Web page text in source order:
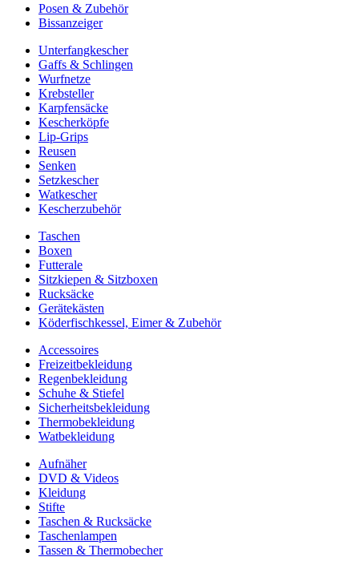
Posen & Zubehör
Bissanzeiger
Unterfangkescher
Gaffs & Schlingen
Wurfnetze
Krebsteller
Karpfensäcke
Kescherköpfe
Lip-Grips
Reusen
Senken
Setzkescher
Watkescher
Kescherzubehör
Taschen
Boxen
Futterale
Sitzkiepen & Sitzboxen
Rucksäcke
Gerätekästen
Köderfischkessel, Eimer & Zubehör
Accessoires
Freizeitbekleidung
Regenbekleidung
Schuhe & Stiefel
Sicherheitsbekleidung
Thermobekleidung
Watbekleidung
Aufnäher
DVD & Videos
Kleidung
Stifte
Taschen & Rucksäcke
Taschenlampen
Tassen & Thermobecher